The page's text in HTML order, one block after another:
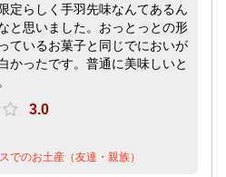
定らしく手羽先味なんてあるん
と思いました。おっとっとの形
ているお菓子と同じでにおいが
かったです。普通に美味しいと
3.0
でのお土産（友達・親族）